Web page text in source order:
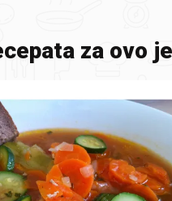
za ovo